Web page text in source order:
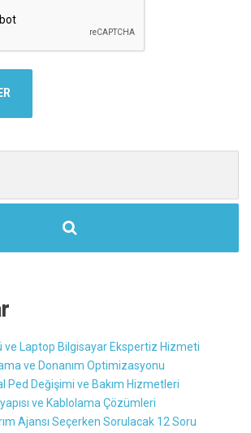
ve Laptop Bilgisayar Ekspertiz Hizmeti
ve Donanım Optimizasyonu
Ped Değişimi ve Bakım Hizmetleri
ve Kablolama Çözümleri
Ajansı Seçerken Sorulacak 12 Soru